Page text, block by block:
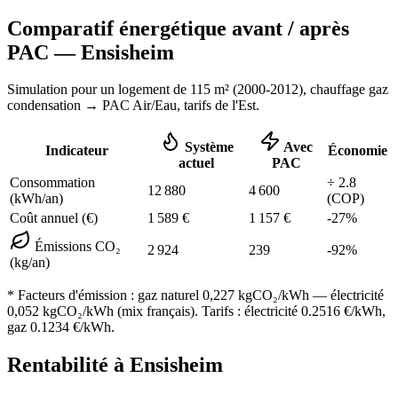
Comparatif énergétique avant / après
PAC —Ensisheim
Simulation pour un logement de 115 m² (2000-2012), chauffage gaz
condensation → PAC Air/Eau, tarifs de l'Est.
Indicateur
Système
actuel
Avec
PAC
Économie
Consommation
(kWh/an)
12 880 4 600
÷ 2.8
(COP)
Coût annuel (€)
1 589 € 1 157 € -27%
Émissions CO₂
(kg/an)
2 924 239 -92%
* Facteurs d'émission : gaz naturel 0,227 kgCO₂/kWh — électricité
0,052 kgCO₂/kWh (mix français). Tarifs : électricité 0.2516 €/kWh,
gaz 0.1234 €/kWh.
Rentabilité à Ensisheim